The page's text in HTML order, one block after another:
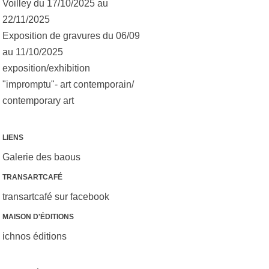
Voilley du 17/10/2025 au
22/11/2025
Exposition de gravures du 06/09
au 11/10/2025
exposition/exhibition
"impromptu"- art contemporain/
contemporary art
LIENS
Galerie des baous
TRANSARTCAFÉ
transartcafé sur facebook
MAISON D'ÉDITIONS
ichnos éditions